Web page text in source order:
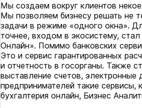
Мы создаем вокруг клиентов
Мы позволяем бизнесу решать не
задачи в режиме «одного окна».
точнее, входом в экосистему,
Онлайн». Помимо банковских
Это и сервис гарантированных
и отчетность в госорганы. Также
выставление счетов,
предпринимателей такие
бухгалтерия онлайн, Бизнес